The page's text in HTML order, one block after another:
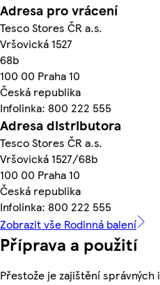
Adresa pro vrácení
Tesco Stores ČR a.s.
Vršovická 1527
68b
100 00 Praha 10
Česká republika
Infolinka: 800 222 555
Adresa distributora
Tesco Stores ČR a.s.
Vršovická 1527/68b
100 00 Praha 10
Česká republika
Infolinka: 800 222 555
Zobrazit vše Rodinná balení
Příprava a použití
Přestože je zajištění